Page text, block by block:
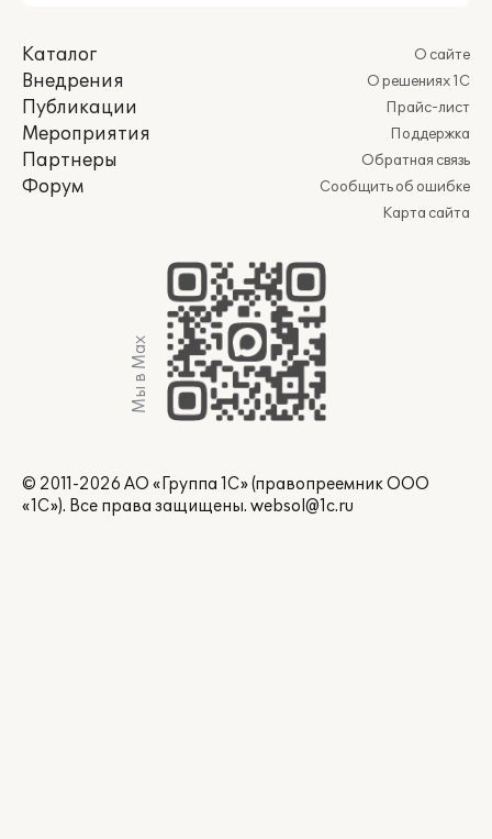
Каталог
Внедрения
Публикации
Мероприятия
Партнеры
Форум
О сайте
О решениях 1С
Прайс-лист
Поддержка
Обратная связь
Сообщить об ошибке
Карта сайта
Мы в Max
© 2011-2026 АО «Группа 1С» (правопреемник ООО
«1С»). Все права защищены. websol@1c.ru